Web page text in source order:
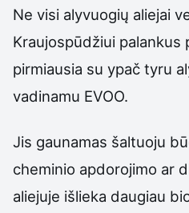
Ne visi alyvuogių aliejai
Kraujospūdžiui palankus
pirmiausia su ypač tyru
vadinamu EVOO.
Jis gaunamas šaltuoju
cheminio apdorojimo ar
aliejuje išlieka daugiau